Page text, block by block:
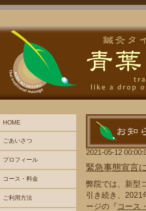
2021-05-12
緊急事態宣言
弊院では、新型
引き続き、2021
ージの『 コース
HOME
ごあいさつ
プロフィール
コース・料金
ご利用方法